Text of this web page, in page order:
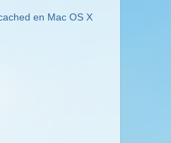
en Mac OS X